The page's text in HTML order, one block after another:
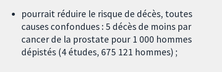
pourrait réduire le risque de décès, toutes
causes confondues : 5 décès de moins par
cancer de la prostate pour 1 000 hommes
dépistés (4 études, 675 121 hommes) ;